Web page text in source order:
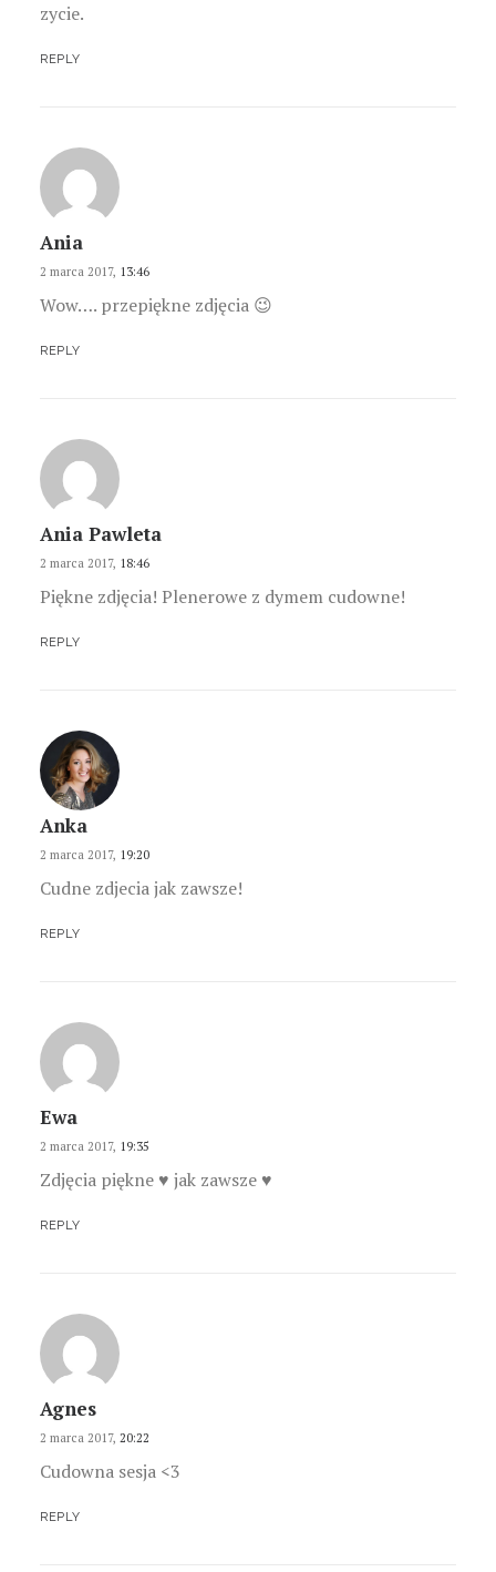
zycie.
REPLY
Ania
2 marca 2017, 13:46
Wow…. przepiękne zdjęcia 😉
REPLY
Ania Pawleta
2 marca 2017, 18:46
Piękne zdjęcia! Plenerowe z dymem cudowne!
REPLY
Anka
2 marca 2017, 19:20
Cudne zdjecia jak zawsze!
REPLY
Ewa
2 marca 2017, 19:35
Zdjęcia piękne ♥ jak zawsze ♥
REPLY
Agnes
2 marca 2017, 20:22
Cudowna sesja <3
REPLY